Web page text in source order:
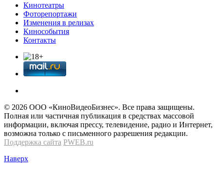
Кинотеатры
Фоторепортажи
Изменения в релизах
Кинособытия
Контакты
© 2026 OOО «КиноВидеоБизнес». Все права защищены.
Полная или частичная публикация в средствах массовой
информации, включая прессу, телевидение, радио и Интернет,
возможна только с письменного разрешения редакции.
Поддержка сайта PWEB.ru
Наверх